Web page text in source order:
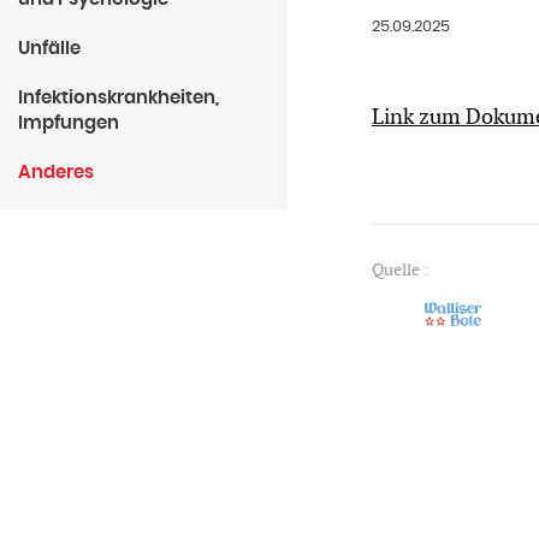
Unfälle
Infektionskrankheiten,
Impfungen
Anderes
25.09.2025
Link zum
Quelle :